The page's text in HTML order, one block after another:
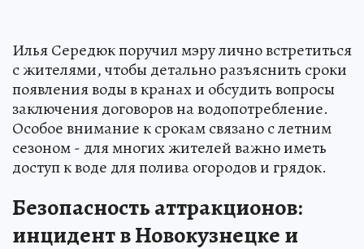
Илья Середюк поручил мэру лично встретиться
с жителями, чтобы детально разъяснить сроки
появления воды в кранах и обсудить вопросы
заключения договоров на водопотребление.
Особое внимание к срокам связано с летним
сезоном - для многих жителей важно иметь
доступ к воде для полива огородов и грядок.
Безопасность аттракционов:
инцидент в Новокузнецке и